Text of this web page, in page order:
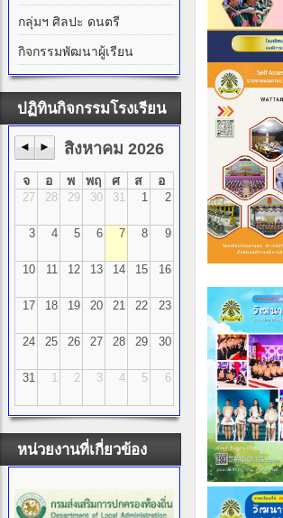
กลุ่มฯ ศิลปะ ดนตรี
กิจกรรมพัฒนาผู้เรียน
ปฏิทินกิจกรรมโรงเรียน
◄ ► สิงหาคม 2026
จ อ พ พฤ ศ ส อ
27 28 29 30 31 1 2
3 4 5 6 7 8 9
10 11 12 13 14 15 16
17 18 19 20 21 22 23
24 25 26 27 28 29 30
31 1 2 3 4 5 6
หน่วยงานที่เกี่ยวข้อง